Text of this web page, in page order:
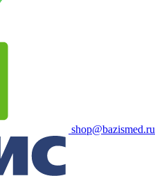
shop@bazismed.ru